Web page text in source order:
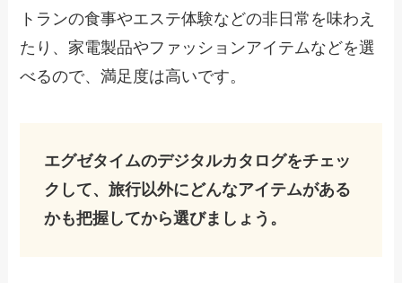
トランの食事やエステ体験などの非日常を味わえ
たり、家電製品やファッションアイテムなどを選
べるので、満足度は高いです。
エグゼタイムのデジタルカタログをチェッ
クして、旅行以外にどんなアイテムがある
かも把握してから選びましょう。